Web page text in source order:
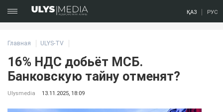
ҚАЗ РУС
Главная ULYS-TV
16% НДС добьёт МСБ.
Банковскую тайну отменят?
Ulysmedia 13.11.2025, 18:09